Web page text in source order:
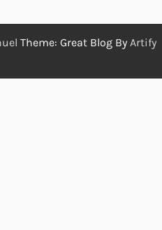
Theme: Great Blog By Artify